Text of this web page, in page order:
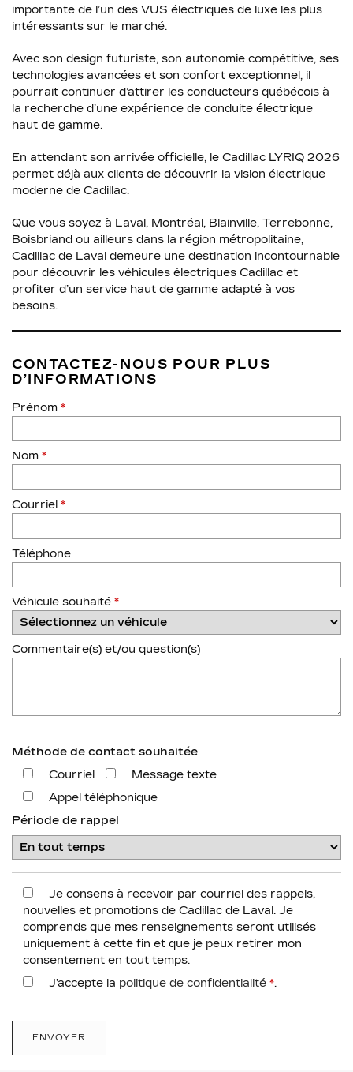
importante de l’un des VUS électriques de luxe les plus
intéressants sur le marché.
Avec son design futuriste, son autonomie compétitive, ses
technologies avancées et son confort exceptionnel, il
pourrait continuer d’attirer les conducteurs québécois à
la recherche d’une expérience de conduite électrique
haut de gamme.
En attendant son arrivée officielle, le Cadillac LYRIQ 2026
permet déjà aux clients de découvrir la vision électrique
moderne de Cadillac.
Que vous soyez à Laval, Montréal, Blainville, Terrebonne,
Boisbriand ou ailleurs dans la région métropolitaine,
Cadillac de Laval demeure une destination incontournable
pour découvrir les véhicules électriques Cadillac et
profiter d’un service haut de gamme adapté à vos
besoins.
CONTACTEZ-NOUS POUR PLUS
D’INFORMATIONS
Prénom *
Nom *
Courriel *
Téléphone
Véhicule souhaité *
Commentaire(s) et/ou question(s)
Méthode de contact souhaitée
Courriel
Message texte
Appel téléphonique
Période de rappel
Je consens à recevoir par courriel des rappels,
nouvelles et promotions de Cadillac de Laval. Je
comprends que mes renseignements seront utilisés
uniquement à cette fin et que je peux retirer mon
consentement en tout temps.
J’accepte la politique de confidentialité *.